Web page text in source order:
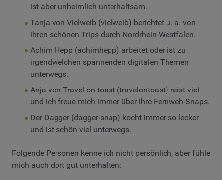
ist aber unheimlich unterhaltsam.
Tanja von Vielweib (vielweib) berichtet u. a. von
ihren schönen Trips durch Nordrhein-Westfalen.
Achim Hepp (achimhepp) arbeitet oder ist zu
irgendwelchen spannenden digitalen Themen
unterwegs.
Anja von Travel on toast (travelontoast) reist viel
und ich freue mich immer über ihre Fernweh-Snaps.
Der Dagger (dagger-snap) kocht immer so lecker
und ist schön viel unterwegs.
Folgende Personen kenne ich nicht persönlich, aber fühle
mich auch dort gut unterhalten: